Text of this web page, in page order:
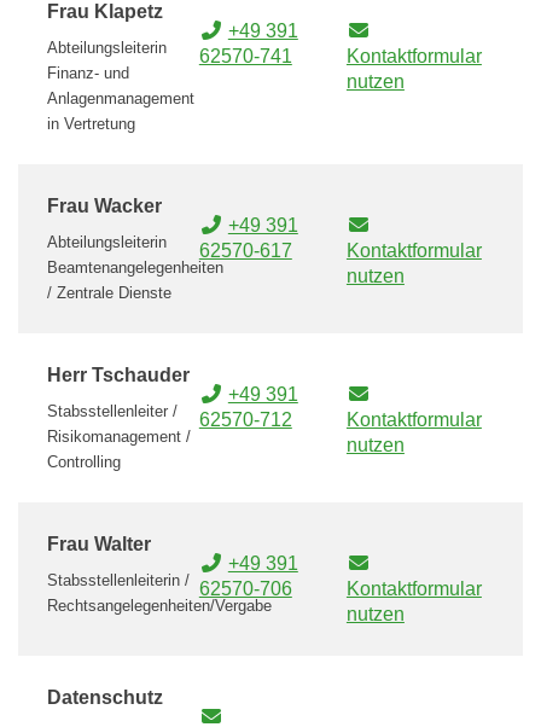
Frau Klapetz
Abteilungsleiterin
Finanz- und
Anlagenmanagement
in Vertretung
+49 391
62570-741
Kontaktformular
nutzen
Frau Wacker
Abteilungsleiterin
Beamtenangelegenheiten
/ Zentrale Dienste
+49 391
62570-617
Kontaktformular
nutzen
Herr Tschauder
Stabsstellenleiter /
Risikomanagement /
Controlling
+49 391
62570-712
Kontaktformular
nutzen
Frau Walter
Stabsstellenleiterin /
Rechtsangelegenheiten/Vergabe
+49 391
62570-706
Kontaktformular
nutzen
Datenschutz